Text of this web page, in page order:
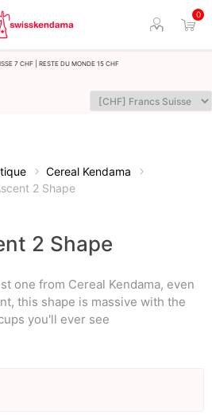
0
7 CHF | Reste du monde 15 CHF
Cereal Kendama
2 Shape
2 Shape
one from Cereal Kendama, even
this shape is massive with the
you'll ever see